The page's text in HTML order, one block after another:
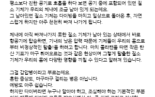
평소보다 진한 공기로 호흡을 하다 보면 공기 중에 포함되어 있던 질
소 기체가 우리의 체내에 조금 남아 있게 되는데요.
그 남아있던 질소 기체는 다이빙을 마치고 일상으로 돌아온 후, 자연
스럽게 하지만 아주 천천히 빠져 나가게 됩니다.
체내에 아직 빠져나가지 못한 질소 기체가 남아 있는 상태에서 바로
항공기에 탑승하면, 기내의 낮은 압력 때문에 기체들이 우리의 몸으로
부터 비정상적인 탈출!을 하려고 합니다. 마치 콜라캔을 따면 작은 탄
산 기포가 마구 튀어오르는 것과 같은 현상이며 ​ 그렇게 탈출한 질소
기체가 우리의 몸에 다양한 영향을 끼칠 수 있다고 알려져 있습니다.
그걸 감압병이라고 부르는데요.
흔한 증상도, 마구마구 걸리는 병은 아닙니다.
예방도 아주 쉽습니다.
하지만 다이버라면 누구나 알아야 하고, 조심해야 하는 기본적인 부분